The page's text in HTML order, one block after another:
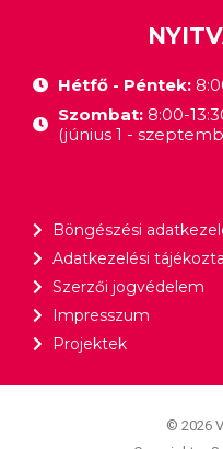
Hétfő - Péntek:
Szombat: 8:00-
(június 1 -
Böngészési
Adatkezelési
Szerzői jogvédelem
Impresszum
Projektek
© 2026